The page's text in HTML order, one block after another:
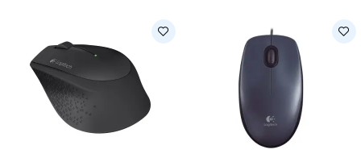
Tamaño de la
mano/palma - Zurdo